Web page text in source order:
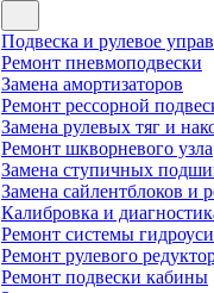
Подвеска и рулевое
Ремонт пневмоподвески
Замена амортизаторов
Ремонт рессорной
Замена рулевых тяг и
Ремонт шкворневого узла
Замена ступичных
Замена сайлентблоков и
Калибровка и
Ремонт системы
Ремонт рулевого
Ремонт подвески кабины